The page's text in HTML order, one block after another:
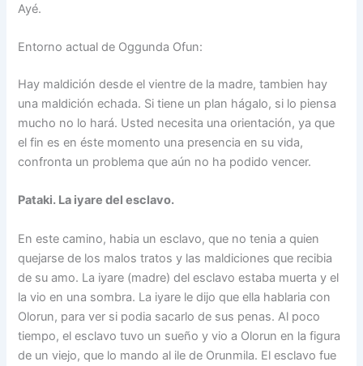
Ayé.
Entorno actual de Oggunda Ofun:
Hay maldición desde el vientre de la madre, tambien hay
una maldición echada. Si tiene un plan hágalo, si lo piensa
mucho no lo hará. Usted necesita una orientación, ya que
el fin es en éste momento una presencia en su vida,
confronta un problema que aún no ha podido vencer.
Pataki. La iyare del esclavo.
En este camino, habia un esclavo, que no tenia a quien
quejarse de los malos tratos y las maldiciones que recibia
de su amo. La iyare (madre) del esclavo estaba muerta y el
la vio en una sombra. La iyare le dijo que ella hablaria con
Olorun, para ver si podia sacarlo de sus penas. Al poco
tiempo, el esclavo tuvo un sueño y vio a Olorun en la figura
de un viejo, que lo mando al ile de Orunmila. El esclavo fue